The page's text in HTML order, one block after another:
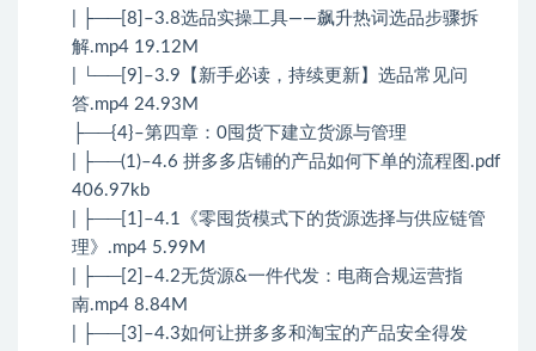
| ├──[8]–3.8选品实操工具——飙升热词选品步骤拆
解.mp4 19.12M
| └──[9]–3.9【新手必读，持续更新】选品常见问
答.mp4 24.93M
├──{4}–第四章：0囤货下建立货源与管理
| ├──(1)–4.6 拼多多店铺的产品如何下单的流程图.pdf
406.97kb
| ├──[1]–4.1《零囤货模式下的货源选择与供应链管
理》.mp4 5.99M
| ├──[2]–4.2无货源&一件代发：电商合规运营指
南.mp4 8.84M
| ├──[3]–4.3如何让拼多多和淘宝的产品安全得发